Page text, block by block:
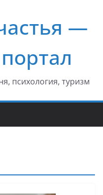
—
психология, туризм